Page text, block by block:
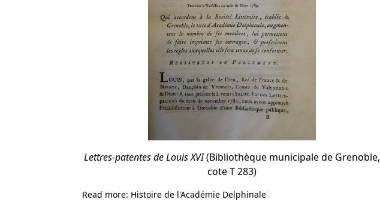
Lettres-patentes de Louis XVI(Bibliothèque municipale de Grenoble,
cote T 283)
Read more: Histoire de l'Académie Delphinale